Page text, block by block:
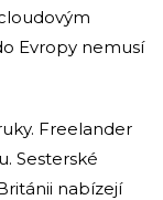
Evropy nemusí
Freelander
Sesterské
nabízejí